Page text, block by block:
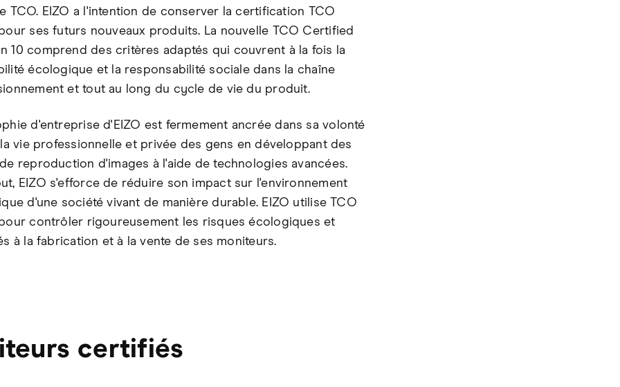
TCO. EIZO a l'intention de conserver la certification TCO
ses futurs nouveaux produits. La nouvelle TCO Certified
10 comprend des critères adaptés qui couvrent à la fois la
écologique et la responsabilité sociale dans la chaîne
et tout au long du cycle de vie du produit.
d'entreprise d'EIZO est fermement ancrée dans sa volonté
vie professionnelle et privée des gens en développant des
reproduction d'images à l'aide de technologies avancées.
EIZO s'efforce de réduire son impact sur l'environnement
d'une société vivant de manière durable. EIZO utilise TCO
contrôler rigoureusement les risques écologiques et
à la fabrication et à la vente de ses moniteurs.
certifiés